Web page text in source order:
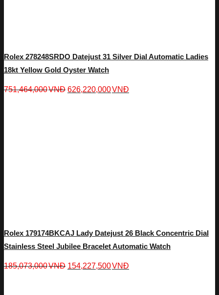
Rolex 278248SRDO Datejust 31 Silver Dial Automatic Ladies
18kt Yellow Gold Oyster Watch
751,464,000VNĐ 626,220,000VNĐ
Rolex 179174BKCAJ Lady Datejust 26 Black Concentric Dial
Stainless Steel Jubilee Bracelet Automatic Watch
185,073,000VNĐ 154,227,500VNĐ